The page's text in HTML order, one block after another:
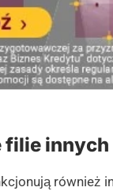
filie innych
również